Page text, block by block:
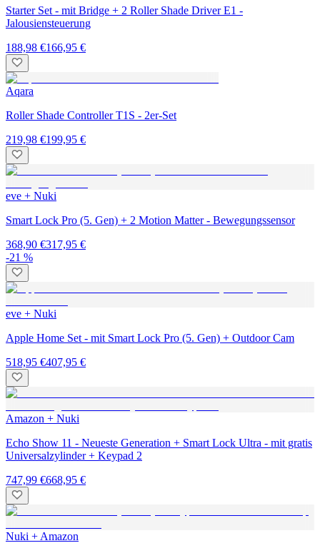
Starter Set - mit Bridge + 2 Roller Shade Driver E1 -
Jalousiensteuerung
188,98 €166,95 €
Aqara
Roller Shade Controller T1S - 2er-Set
219,98 €199,95 €
eve + Nuki
Smart Lock Pro (5. Gen) + 2 Motion Matter - Bewegungssensor
368,90 €317,95 €
-21 %
eve + Nuki
Apple Home Set - mit Smart Lock Pro (5. Gen) + Outdoor Cam
518,95 €407,95 €
Amazon + Nuki
Echo Show 11 - Neueste Generation + Smart Lock Ultra - mit gratis
Universalzylinder + Keypad 2
747,99 €668,95 €
Nuki + Amazon